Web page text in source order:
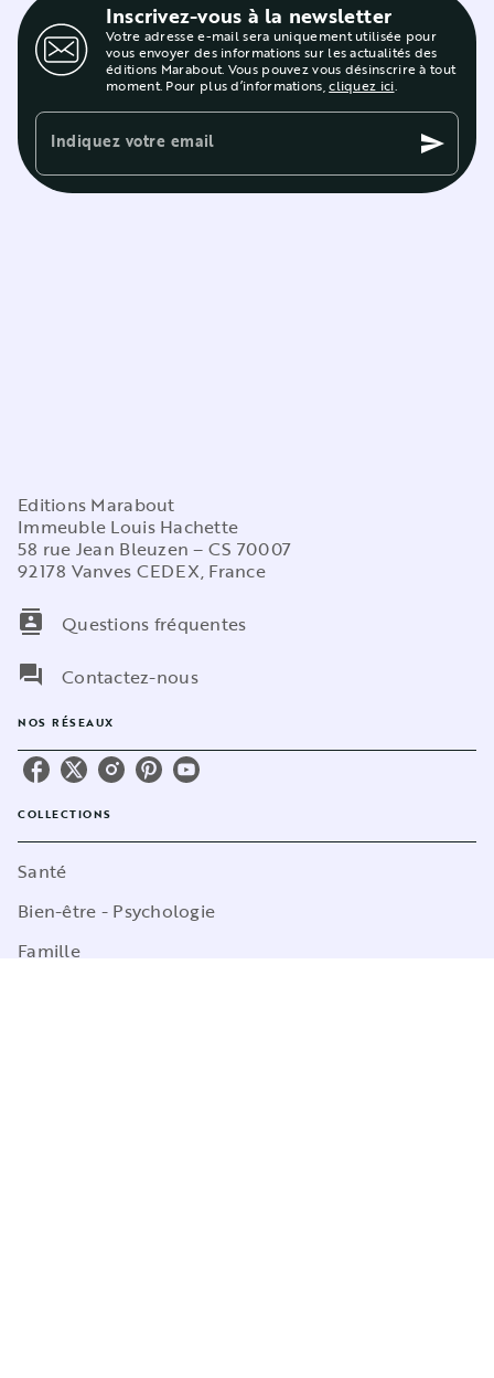
Inscrivez-vous à la newsletter
Votre adresse e-mail sera uniquement utilisée pour
vous envoyer des informations sur les actualités des
éditions Marabout. Vous pouvez vous désinscrire à tout
moment. Pour plus d’informations,cliquez ici.
Indiquez votre email send
Editions Marabout
Immeuble Louis Hachette
58 rue Jean Bleuzen – CS 70007
92178 Vanves CEDEX, France
contacts
Questions fréquentes
question_answer
Contactez-nous
NOS RÉSEAUX
COLLECTIONS
Santé
Bien-être - Psychologie
Famille